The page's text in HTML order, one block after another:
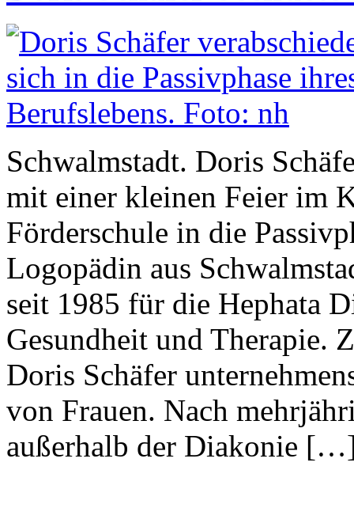
Schwalmstadt. Doris
mit einer kleinen Feier im
Förderschule in die
Logopädin aus
seit 1985 für die Hephata
Gesundheit und Therapie.
Doris Schäfer
von Frauen. Nach
außerhalb der Diakonie